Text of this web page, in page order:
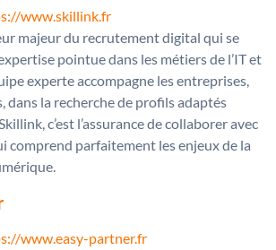
www.skillink.fr
majeur du recrutement digital qui se
pointue dans les métiers de l’IT et
experte accompagne les entreprises,
dans la recherche de profils adaptés
c’est l’assurance de collaborer avec
comprend parfaitement les enjeux de la
www.easy-partner.fr